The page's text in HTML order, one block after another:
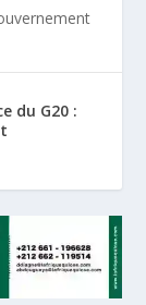
du G20 :